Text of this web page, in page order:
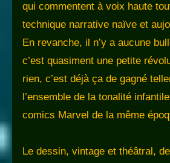
qui commentent à voix haute
technique narrative naïve et
En revanche, il n’y a aucune
c’est quasiment une petite
rien, c’est déjà ça de gagné
l’ensemble de la tonalité
comics Marvel de la même
Le dessin, vintage et théâtral,